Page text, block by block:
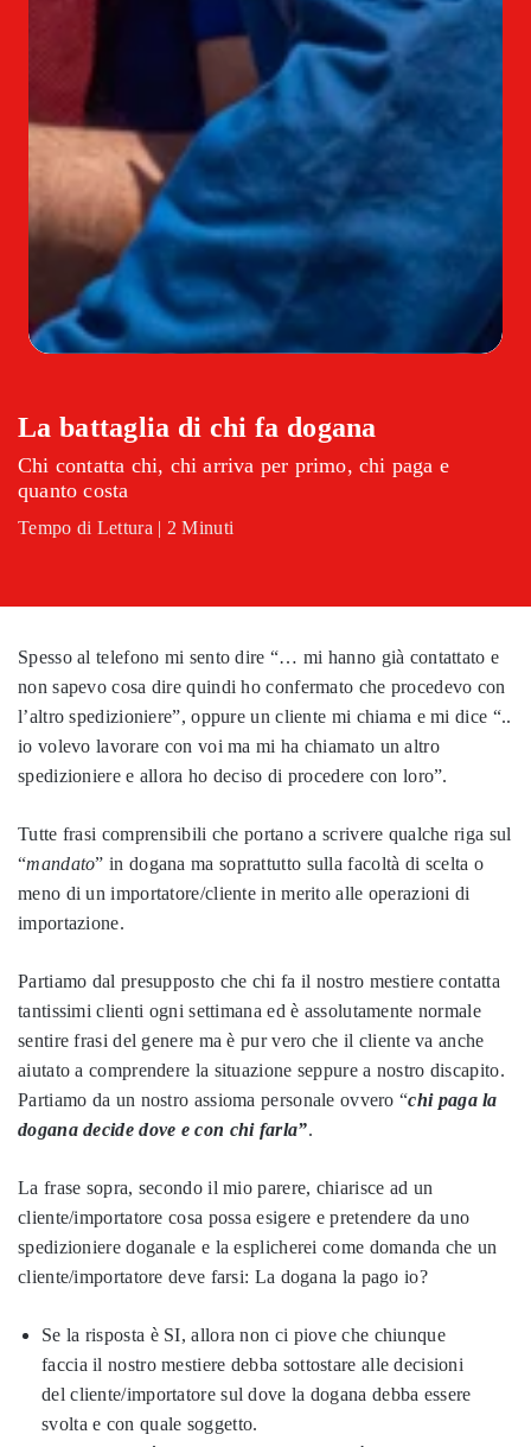
La battaglia di chi fa dogana
Chi contatta chi, chi arriva per primo, chi paga e
quanto costa
Tempo di Lettura | 2 Minuti
Spesso al telefono mi sento dire “… mi hanno già contattato e
non sapevo cosa dire quindi ho confermato che procedevo con
l’altro spedizioniere”, oppure un cliente mi chiama e mi dice “..
io volevo lavorare con voi ma mi ha chiamato un altro
spedizioniere e allora ho deciso di procedere con loro”.
Tutte frasi comprensibili che portano a scrivere qualche riga sul
“mandato” in dogana ma soprattutto sulla facoltà di scelta o
meno di un importatore/cliente in merito alle operazioni di
importazione.
Partiamo dal presupposto che chi fa il nostro mestiere contatta
tantissimi clienti ogni settimana ed è assolutamente normale
sentire frasi del genere ma è pur vero che il cliente va anche
aiutato a comprendere la situazione seppure a nostro discapito.
Partiamo da un nostro assioma personale ovvero “chi paga la
dogana decide dove e con chi farla”.
La frase sopra, secondo il mio parere, chiarisce ad un
cliente/importatore cosa possa esigere e pretendere da uno
spedizioniere doganale e la esplicherei come domanda che un
cliente/importatore deve farsi: La dogana la pago io?
Se la risposta è SI, allora non ci piove che chiunque
faccia il nostro mestiere debba sottostare alle decisioni
del cliente/importatore sul dove la dogana debba essere
svolta e con quale soggetto.